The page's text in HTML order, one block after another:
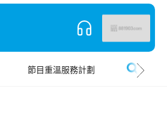
節目重溫服務計劃